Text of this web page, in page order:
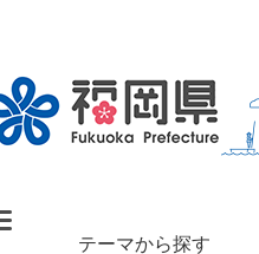
テーマから探す